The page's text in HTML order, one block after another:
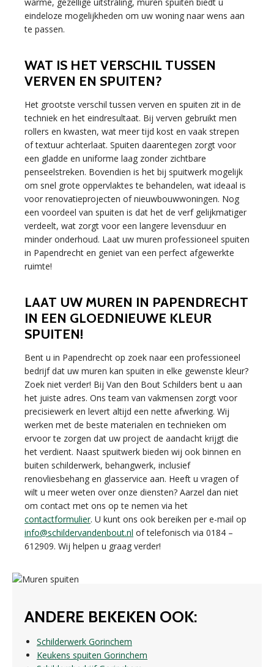
eindeloze mogelijkheden om uw woning naar wens aan
te passen.
WAT IS HET VERSCHIL TUSSEN
VERVEN EN SPUITEN?
Het grootste verschil tussen verven en spuiten zit in de
techniek en het eindresultaat. Bij verven gebruikt men
rollers en kwasten, wat meer tijd kost en vaak strepen
of textuur achterlaat. Spuiten daarentegen zorgt voor
een gladde en uniforme laag zonder zichtbare
penseelstreken. Bovendien is het bij spuitwerk mogelijk
om snel grote oppervlaktes te behandelen, wat ideaal is
voor renovatieprojecten of nieuwbouwwoningen. Nog
een voordeel van spuiten is dat het de verf gelijkmatiger
verdeelt, wat zorgt voor een langere levensduur en
minder onderhoud. Laat uw muren professioneel spuiten
in Papendrecht en geniet van een perfect afgewerkte
ruimte!
LAAT UW MUREN IN PAPENDRECHT
IN EEN GLOEDNIEUWE KLEUR
SPUITEN!
Bent u in Papendrecht op zoek naar een professioneel
bedrijf dat uw muren kan spuiten in elke gewenste kleur?
Zoek niet verder! Bij Van den Bout Schilders bent u aan
het juiste adres. Ons team van vakmensen zorgt voor
precisiewerk en levert altijd een nette afwerking. Wij
werken met de beste materialen en technieken om
ervoor te zorgen dat uw project de aandacht krijgt die
het verdient. Naast spuitwerk bieden wij ook binnen en
buiten schilderwerk, behangwerk, inclusief
renovliesbehang en glasservice aan. Heeft u vragen of
wilt u meer weten over onze diensten? Aarzel dan niet
om contact met ons op te nemen via het
contactformulier. U kunt ons ook bereiken per e-mail op
info@schildervandenbout.nl of telefonisch via 0184 –
612909. Wij helpen u graag verder!
ANDERE BEKEKEN OOK:
Schilderwerk Gorinchem
Keukens spuiten Gorinchem